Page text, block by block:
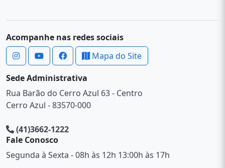
Acompanhe nas redes sociais
Mapa do Site
Sede Administrativa
Rua Barão do Cerro Azul 63 - Centro
Cerro Azul - 83570-000
(41)3662-1222
Fale Conosco
Segunda à Sexta - 08h às 12h 13:00h às 17h